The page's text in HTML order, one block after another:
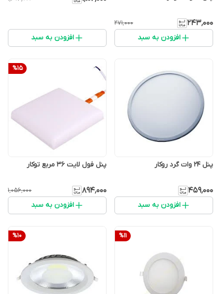
۲۴۳٬۰۰۰ ۲۷۱٬۰۰۰
افزودن به سبد افزودن به سبد
پنل 24 وات گرد روکار
۴۵۹٬۰۰۰
افزودن به سبد
%15
پنل فول لایت 36 مربع توکار
۸۹۴٬۰۰۰ ۱٬۰۵۶٬۰۰۰
افزودن به سبد
%11
%10